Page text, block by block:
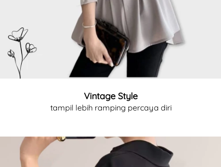
Vintage Style
tampil lebih ramping percaya diri